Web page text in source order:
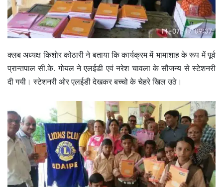
क्लब अध्यक्ष किशोर कोठारी ने बताया कि कार्यक्रम में भामाशाह के रूप में पूर्व
प्रान्तपाल सी.के. गोयल ने एलईडी एवं नरेश चावला के सौजन्य से स्टेशनरी
दी गयी। स्टेशनरी ओर एलईडी देखकर बच्चो के चेहरे खिल उठे।